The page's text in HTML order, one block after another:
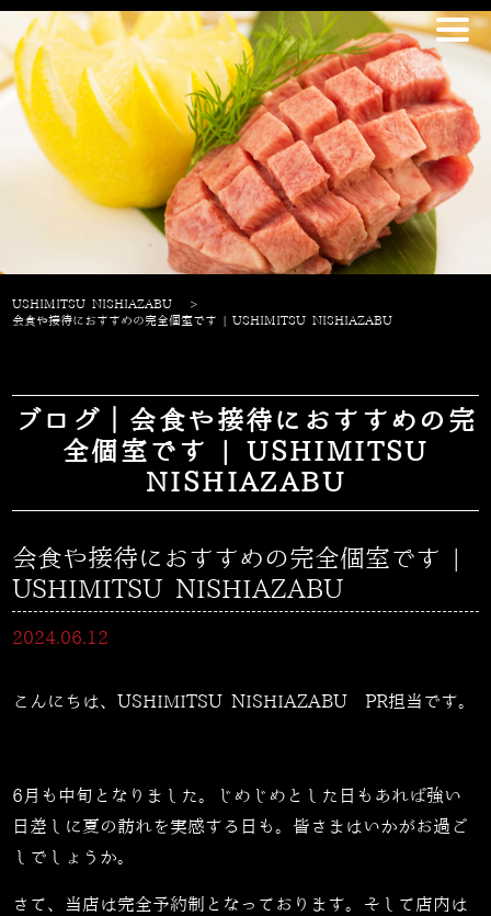
USHIMITSU NISHIAZABU
>
会食や接待におすすめの完全個室です | USHIMITSU NISHIAZABU
ブログ｜会食や接待におすすめの完
全個室です | USHIMITSU
NISHIAZABU
会食や接待におすすめの完全個室です |
USHIMITSU NISHIAZABU
2024.06.12
こんにちは、USHIMITSU NISHIAZABU PR担当です。
6月も中旬となりました。じめじめとした日もあれば強い
日差しに夏の訪れを実感する日も。皆さまはいかがお過ご
しでしょうか。
さて、当店は完全予約制となっております。そして店内は